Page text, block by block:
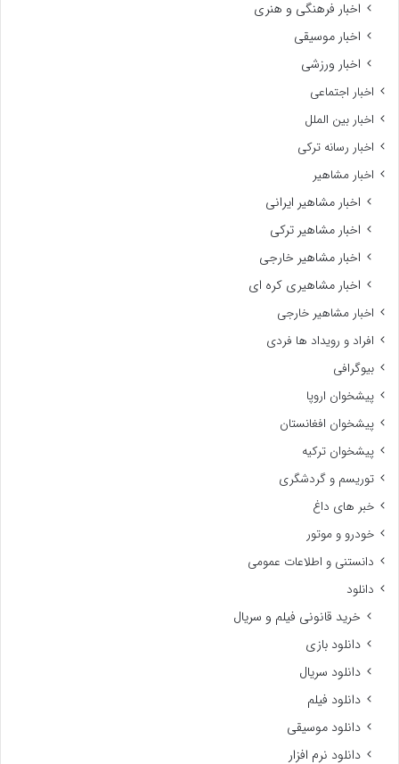
اخبار فرهنگی و هنری
اخبار موسیقی
اخبار ورزشی
اخبار اجتماعی
اخبار بین الملل
اخبار رسانه ترکی
اخبار مشاهیر
اخبار مشاهیر ایرانی
اخبار مشاهیر ترکی
اخبار مشاهیر خارجی
اخبار مشاهیری کره ای
اخبار مشاهیر خارجی
افراد و رویداد ها فردی
بیوگرافی
پیشخوان اروپا
پیشخوان افغانستان
پیشخوان ترکیه
توریسم و گردشگری
خبر های داغ
خودرو و موتور
دانستنی و اطلاعات عمومی
دانلود
خرید قانونی فیلم و سریال
دانلود بازی
دانلود سریال
دانلود فیلم
دانلود موسیقی
دانلود نرم افزار